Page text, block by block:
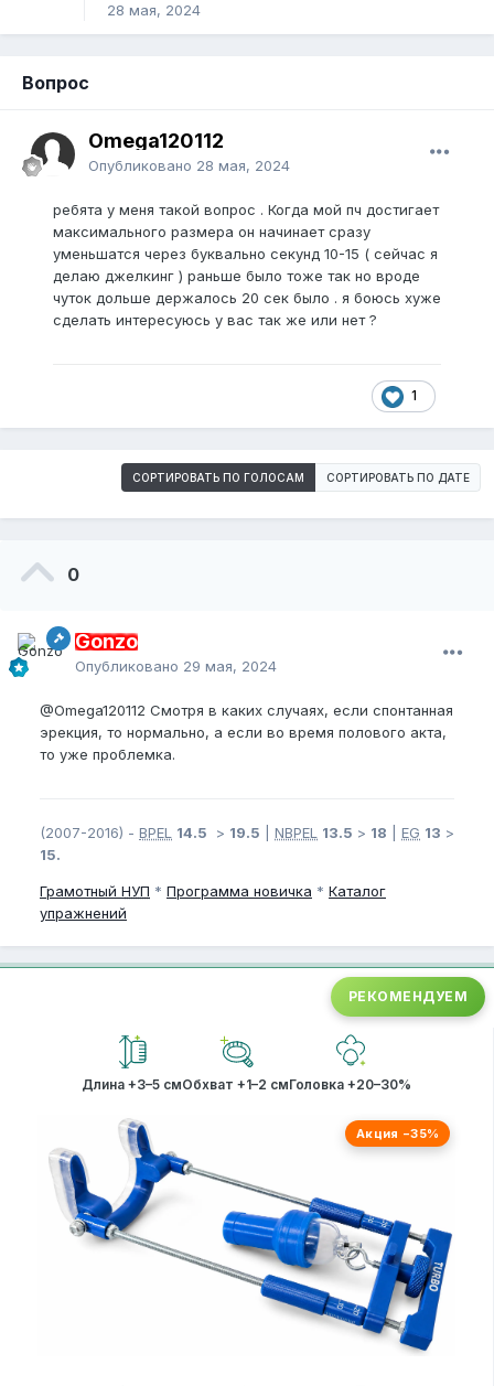
28 мая, 2024
Вопрос
Omega120112
Опубликовано 28 мая, 2024
ребята у меня такой вопрос . Когда мой пч достигает
максимального размера он начинает сразу
уменьшатся через буквально секунд 10-15 ( сейчас я
делаю джелкинг ) раньше было тоже так но вроде
чуток дольше держалось 20 сек было . я боюсь хуже
сделать интересуюсь у вас так же или нет ?
1
СОРТИРОВАТЬ ПО ГОЛОСАМ СОРТИРОВАТЬ ПО ДАТЕ
0
Gonzo
Опубликовано 29 мая, 2024
@Omega120112 Смотря в каких случаях, если спонтанная
эрекция, то нормально, а если во время полового акта,
то уже проблемка.
(2007-2016) - BPEL 14.5 > 19.5 NBPEL 13.5 > 18 EG 13 >
15.
Грамотный НУП * Программа новичка * Каталог
упражнений
РЕКОМЕНДУЕМ
Длина +3–5 смОбхват +1–2 смГоловка +20–30%
Акция −35%